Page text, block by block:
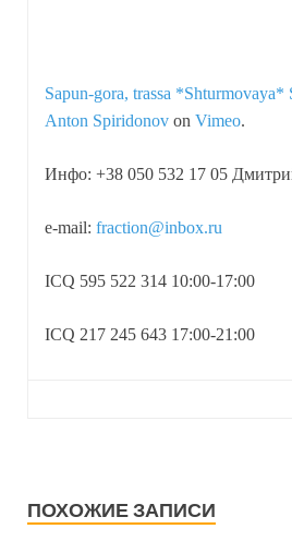
Sapun-gora, trassa *Shturmovaya*
Anton Spiridonov on Vimeo.
Инфо: +38 050 532 17 05
e-mail: fraction@inbox.ru
ICQ 595 522 314 10:00-17:00
ICQ 217 245 643 17:00-21:00
ПОХОЖИЕ ЗАПИСИ